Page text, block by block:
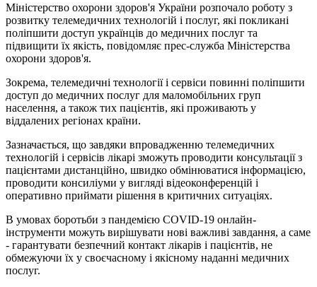
Міністерство охорони здоров'я України розпочало роботу з
розвитку телемедичних технологій і послуг, які покликані
поліпшити доступ українців до медичних послуг та
підвищити їх якість, повідомляє прес-служба Міністерства
охорони здоров'я.
Зокрема, телемедичні технології і сервіси повинні поліпшити
доступ до медичних послуг для маломобільних груп
населення, а також тих пацієнтів, які проживають у
віддалених регіонах країни.
Зазначається, що завдяки впровадженню телемедичних
технологій і сервісів лікарі зможуть проводити консультації з
пацієнтами дистанційно, швидко обмінюватися інформацією,
проводити консиліуми у вигляді відеоконференцій і
оперативно приймати рішення в критичних ситуаціях.
В умовах боротьби з пандемією COVID-19 онлайн-
інструменти можуть вирішувати нові важливі завдання, а саме
- гарантувати безпечний контакт лікарів і пацієнтів, не
обмежуючи їх у своєчасному і якісному наданні медичних
послуг.